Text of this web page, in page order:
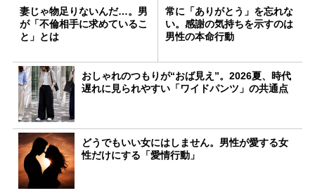
妻じゃ物足りないんだ…。男
が「不倫相手に求めているこ
と」とは
常に「ありがとう」を忘れな
い。感謝の気持ちを示すのは
男性の本命行動
おしゃれのつもりが“おば見え”。2026夏、時代
遅れに見られやすい「ワイドパンツ」の共通点
どうでもいい女にはしません。男性が愛する女
性だけにする「愛情行動」